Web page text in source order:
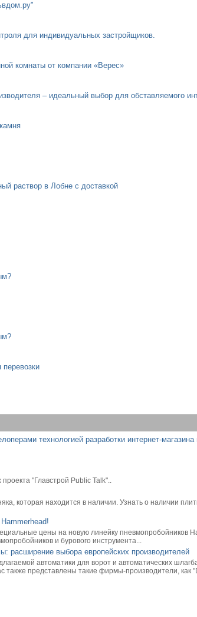
для индивидуальных застройщиков.
комнаты от компании «Верес»
– идеальный выбор для обставляемого
раствор в Лобне с доставкой
технологией разработки интернет-
"Главстрой Public Talk"..
которая находится в наличии. Узнать о наличии
цены на новую линейку пневмопробойников
и бурового инструмента...
расширение выбора европейских производителей
автоматики для ворот и автоматических
также представлены такие фирмы-производители, как